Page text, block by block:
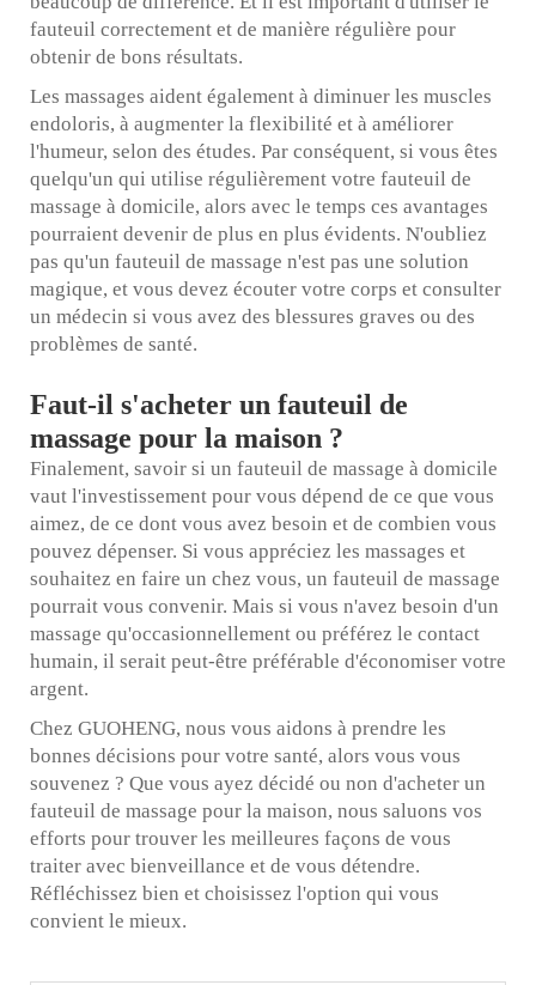
fauteuil correctement et de manière régulière pour
obtenir de bons résultats.
Les massages aident également à diminuer les muscles
endoloris, à augmenter la flexibilité et à améliorer
l'humeur, selon des études. Par conséquent, si vous êtes
quelqu'un qui utilise régulièrement votre fauteuil de
massage à domicile, alors avec le temps ces avantages
pourraient devenir de plus en plus évidents. N'oubliez
pas qu'un fauteuil de massage n'est pas une solution
magique, et vous devez écouter votre corps et consulter
un médecin si vous avez des blessures graves ou des
problèmes de santé.
Faut-il s'acheter un fauteuil de
massage pour la maison ?
Finalement, savoir si un fauteuil de massage à domicile
vaut l'investissement pour vous dépend de ce que vous
aimez, de ce dont vous avez besoin et de combien vous
pouvez dépenser. Si vous appréciez les massages et
souhaitez en faire un chez vous, un fauteuil de massage
pourrait vous convenir. Mais si vous n'avez besoin d'un
massage qu'occasionnellement ou préférez le contact
humain, il serait peut-être préférable d'économiser votre
argent.
Chez GUOHENG, nous vous aidons à prendre les
bonnes décisions pour votre santé, alors vous vous
souvenez ? Que vous ayez décidé ou non d'acheter un
fauteuil de massage pour la maison, nous saluons vos
efforts pour trouver les meilleures façons de vous
traiter avec bienveillance et de vous détendre.
Réfléchissez bien et choisissez l'option qui vous
convient le mieux.